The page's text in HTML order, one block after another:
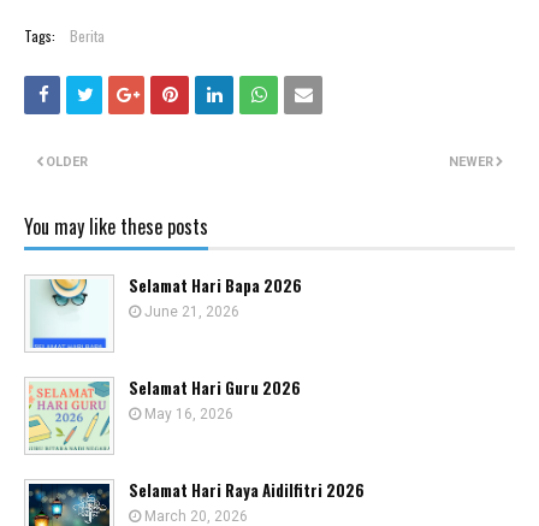
Tags: Berita
NEWER
OLDER
You may like these posts
Selamat Hari Bapa 2026
June 21, 2026
Selamat Hari Guru 2026
May 16, 2026
Selamat Hari Raya Aidilfitri 2026
March 20, 2026